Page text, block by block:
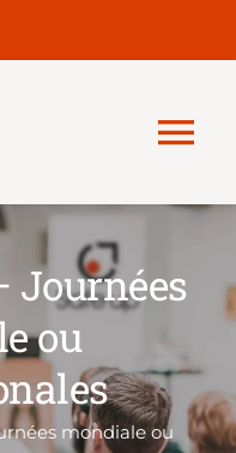
Journées
ou
mondiale ou